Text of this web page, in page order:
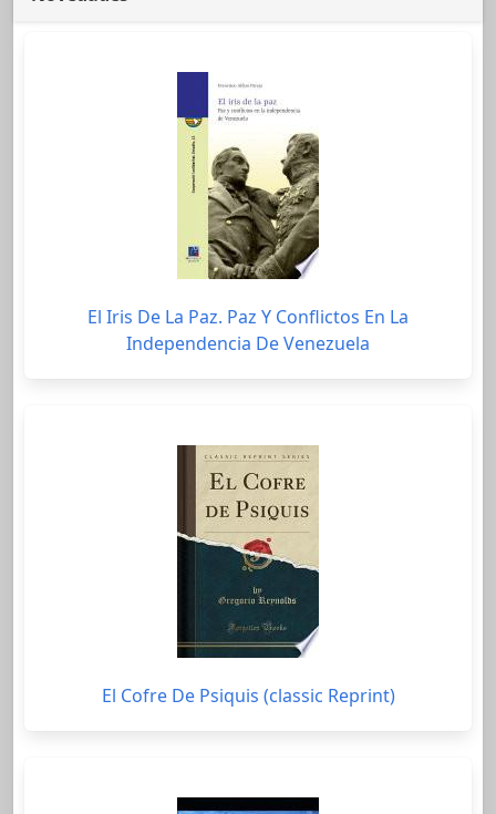
El Iris De La Paz. Paz Y Conflictos En La
Independencia De Venezuela
El Cofre De Psiquis (classic Reprint)